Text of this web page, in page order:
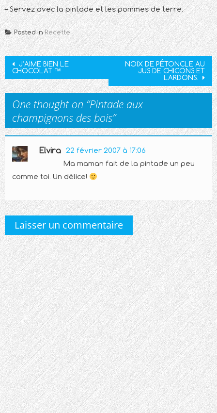
– Servez avec la pintade et les pommes de terre.
Posted inRecette
Post
navigation
J’AIME BIEN LE
CHOCOLAT ™
NOIX DE PÉTONCLE AU
JUS DE CHICONS ET
LARDONS.
One thought on “Pintade aux
champignons des bois”
Elvira 22 février 2007 à 17:06
Ma maman fait de la pintade un peu
comme toi. Un délice!
Laisser un commentaire